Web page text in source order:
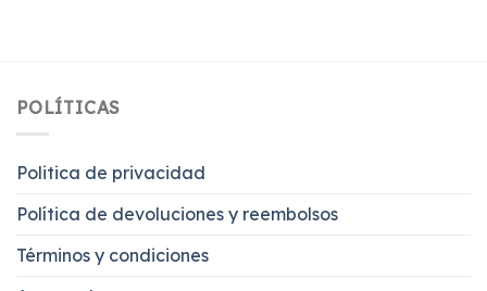
POLÍTICAS
Politica de privacidad
Política de devoluciones y reembolsos
Términos y condiciones